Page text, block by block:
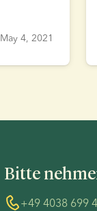
May 4, 2021
Bitte
+49 4038 699